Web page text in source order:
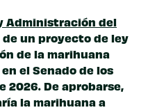
Administración del
un proyecto de ley
de la marihuana
el Senado de los
2026. De aprobarse,
la marihuana a